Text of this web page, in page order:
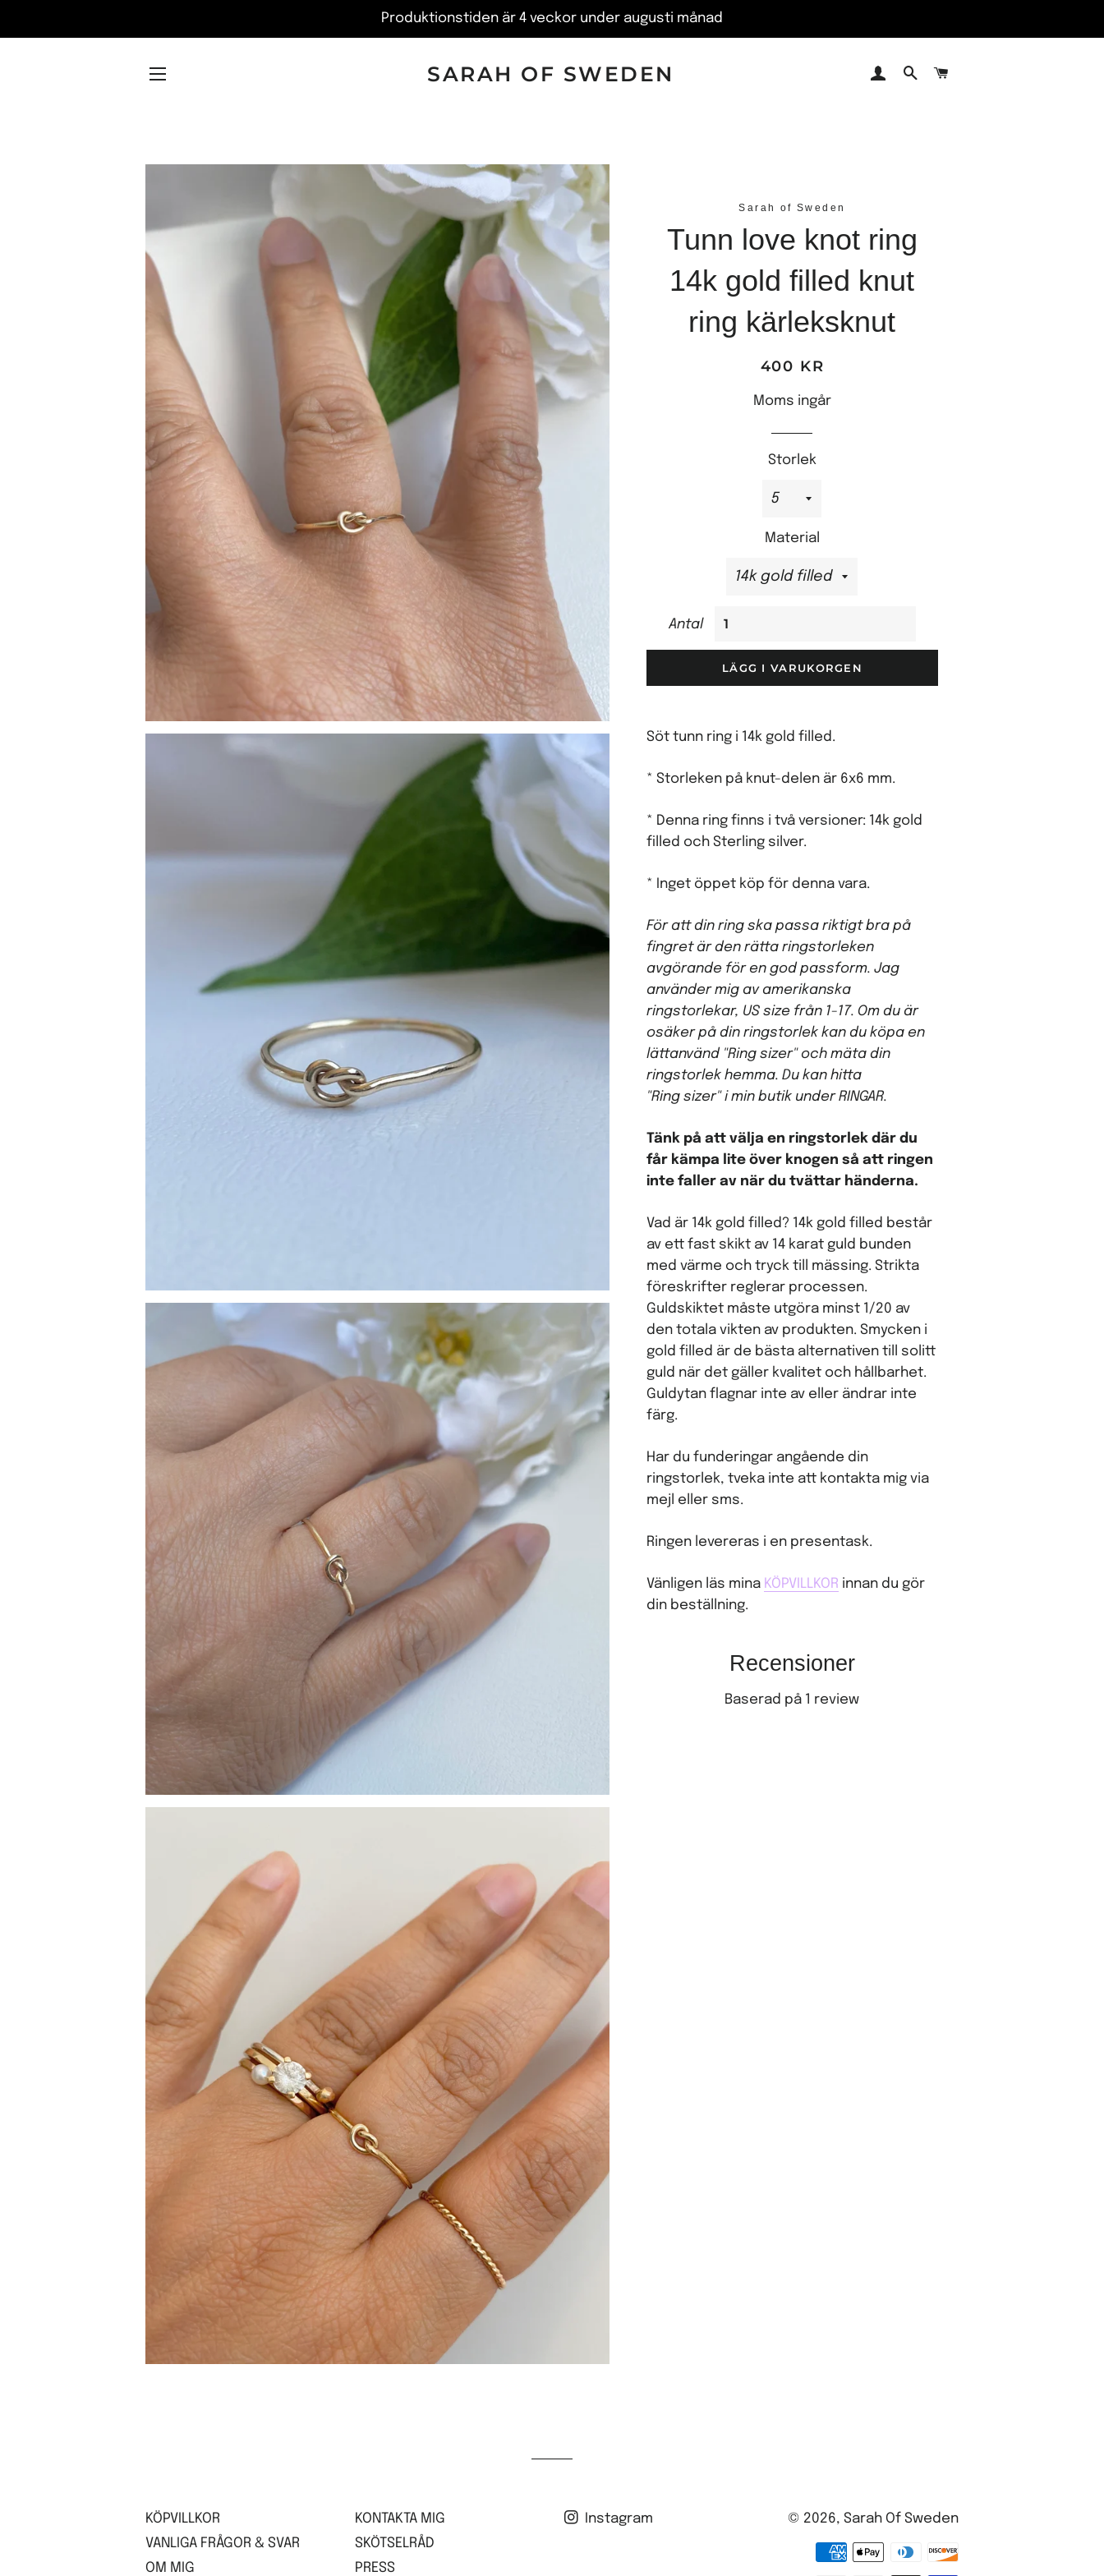
Produktionstiden är 4 veckor under augusti månad
SARAH OF SWEDEN LOGGA IN
SÖK
Sarah of Sweden
Tunn love knot ring
14k gold filled knut
ring kärleksknut
Ordinariepris
Reapris
400 KR
Moms ingår
Storlek
Material
Antal
LÄGG I VARUKORGEN
Söt tunnring i 14k gold filled.
* Storleken på knut-delen är 6x6 mm.
* Denna ring finns i två versioner: 14k gold
filled och Sterling silver.
* Inget öppet köp för denna vara.
För att din ring ska passa riktigt bra på
fingret är den rätta ringstorleken
avgörande för en god passform. Jag
använder mig av amerikanska
ringstorlekar, US size från 1-17. Om du är
osäker på din ringstorlek kan du köpa en
lättanvänd "Ring sizer" och mäta din
ringstorlek hemma. Du kan hitta
"Ring sizer" i min butik under RINGAR.
Tänk på att välja en ringstorlek där du
får kämpa lite över knogen så att ringen
inte faller av när du tvättar händerna.
Vad är 14k gold filled? 14k gold filled består
av ett fast skikt av 14 karat guld bunden
med värme och tryck till mässing. Strikta
föreskrifter reglerar processen.
Guldskiktet måste utgöra minst 1/20 av
den totala vikten av produkten. Smycken i
gold filled är de bästa alternativen till solitt
guld när det gäller kvalitet och hållbarhet.
Guldytan flagnar inte av eller ändrar inte
färg.
Har du funderingar angående din
ringstorlek, tveka inte att kontakta mig via
mejl eller sms.
Ringen levereras i en presentask.
Vänligen läs mina KÖPVILLKOR innan du gör
din beställning.
Recensioner
Baserad på 1 review
KÖPVILLKOR
VANLIGA FRÅGOR & SVAR
OM MIG
KONTAKTA MIG
SKÖTSELRÅD
PRESS
Instagram © 2026, Sarah Of Sweden